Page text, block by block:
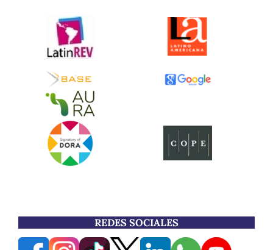
REDES SOCIALES